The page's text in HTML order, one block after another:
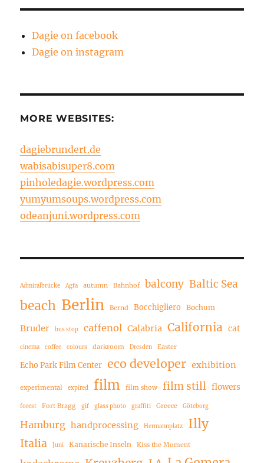
Dagie on facebook
Dagie on instagram
MORE WEBSITES:
dagiebrundert.de
wabisabisuper8.com
pinholedagie.wordpress.com
yumyumsoups.wordpress.com
odeanjuni.wordpress.com
Admiralbrücke Agfa autumn Bahnhof balcony Baltic Sea
beach Berlin Bernd Bocchigliero Bochum
Bruder bus stop caffenol Calabria California cat
cinema coffee colours darkroom Dresden Easter
Echo Park Film Center eco developer exhibition
experimental expired film film show film still flowers
forest Fort Bragg gif glass photo graffiti Greece Göteborg
Hamburg handprocessing Hermannplatz Illy
Italia Juni Kanarische Inseln Kiss the Moment